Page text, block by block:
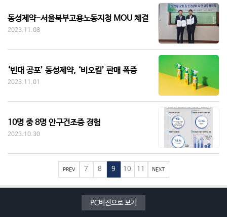
동성제약-서울북부고용노동지청 MOU 체결
2023.11.08
‘빈대 공포’ 동성제약, ‘비오킬’ 판매 폭증
2023.11.01
10명 중 8명 안구건조증 경험
2023.10.30
PREV 7 8 9 10 11 NEXT
PC버전으로 보기